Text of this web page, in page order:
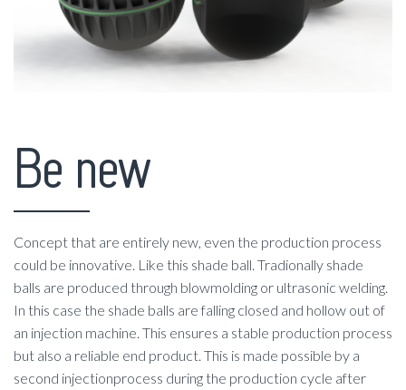
Be new
Concept that are entirely new, even the production process
could be innovative. Like this shade ball. Tradionally shade
balls are produced through blowmolding or ultrasonic welding.
In this case the shade balls are falling closed and hollow out of
an injection machine. This ensures a stable production process
but also a reliable end product. This is made possible by a
second injectionprocess during the production cycle after